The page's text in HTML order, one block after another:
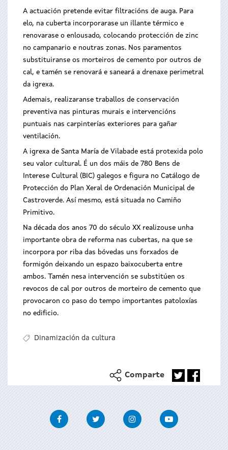
A actuación pretende evitar filtracións de auga. Para
elo, na cuberta incorporarase un illante térmico e
renovarase o enlousado, colocando protección de zinc
no campanario e noutras zonas. Nos paramentos
substituiranse os morteiros de cemento por outros de
cal, e tamén se renovará e saneará a drenaxe perimetral
da igrexa.
Ademais, realizaranse traballos de conservación
preventiva nas pinturas murais e intervencións
puntuais nas carpinterías exteriores para gañar
ventilación.
A igrexa de Santa María de Vilabade está protexida polo
seu valor cultural. É un dos máis de 780 Bens de
Interese Cultural (BIC) galegos e figura no Catálogo de
Protección do Plan Xeral de Ordenación Municipal de
Castroverde. Así mesmo, está situada no Camiño
Primitivo.
Na década dos anos 70 do século XX realizouse unha
importante obra de reforma nas cubertas, na que se
incorpora por riba das bóvedas uns forxados de
formigón deixando un espazo baixocuberta entre
ambos. Tamén nesa intervención se substitúen os
revocos de cal por outros de morteiro de cemento que
provocaron co paso do tempo importantes patoloxías
no edificio.
Dinamización da cultura
Comparte
FacebookTwitter InstagramYoutube